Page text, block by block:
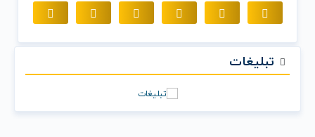
تبلیغات